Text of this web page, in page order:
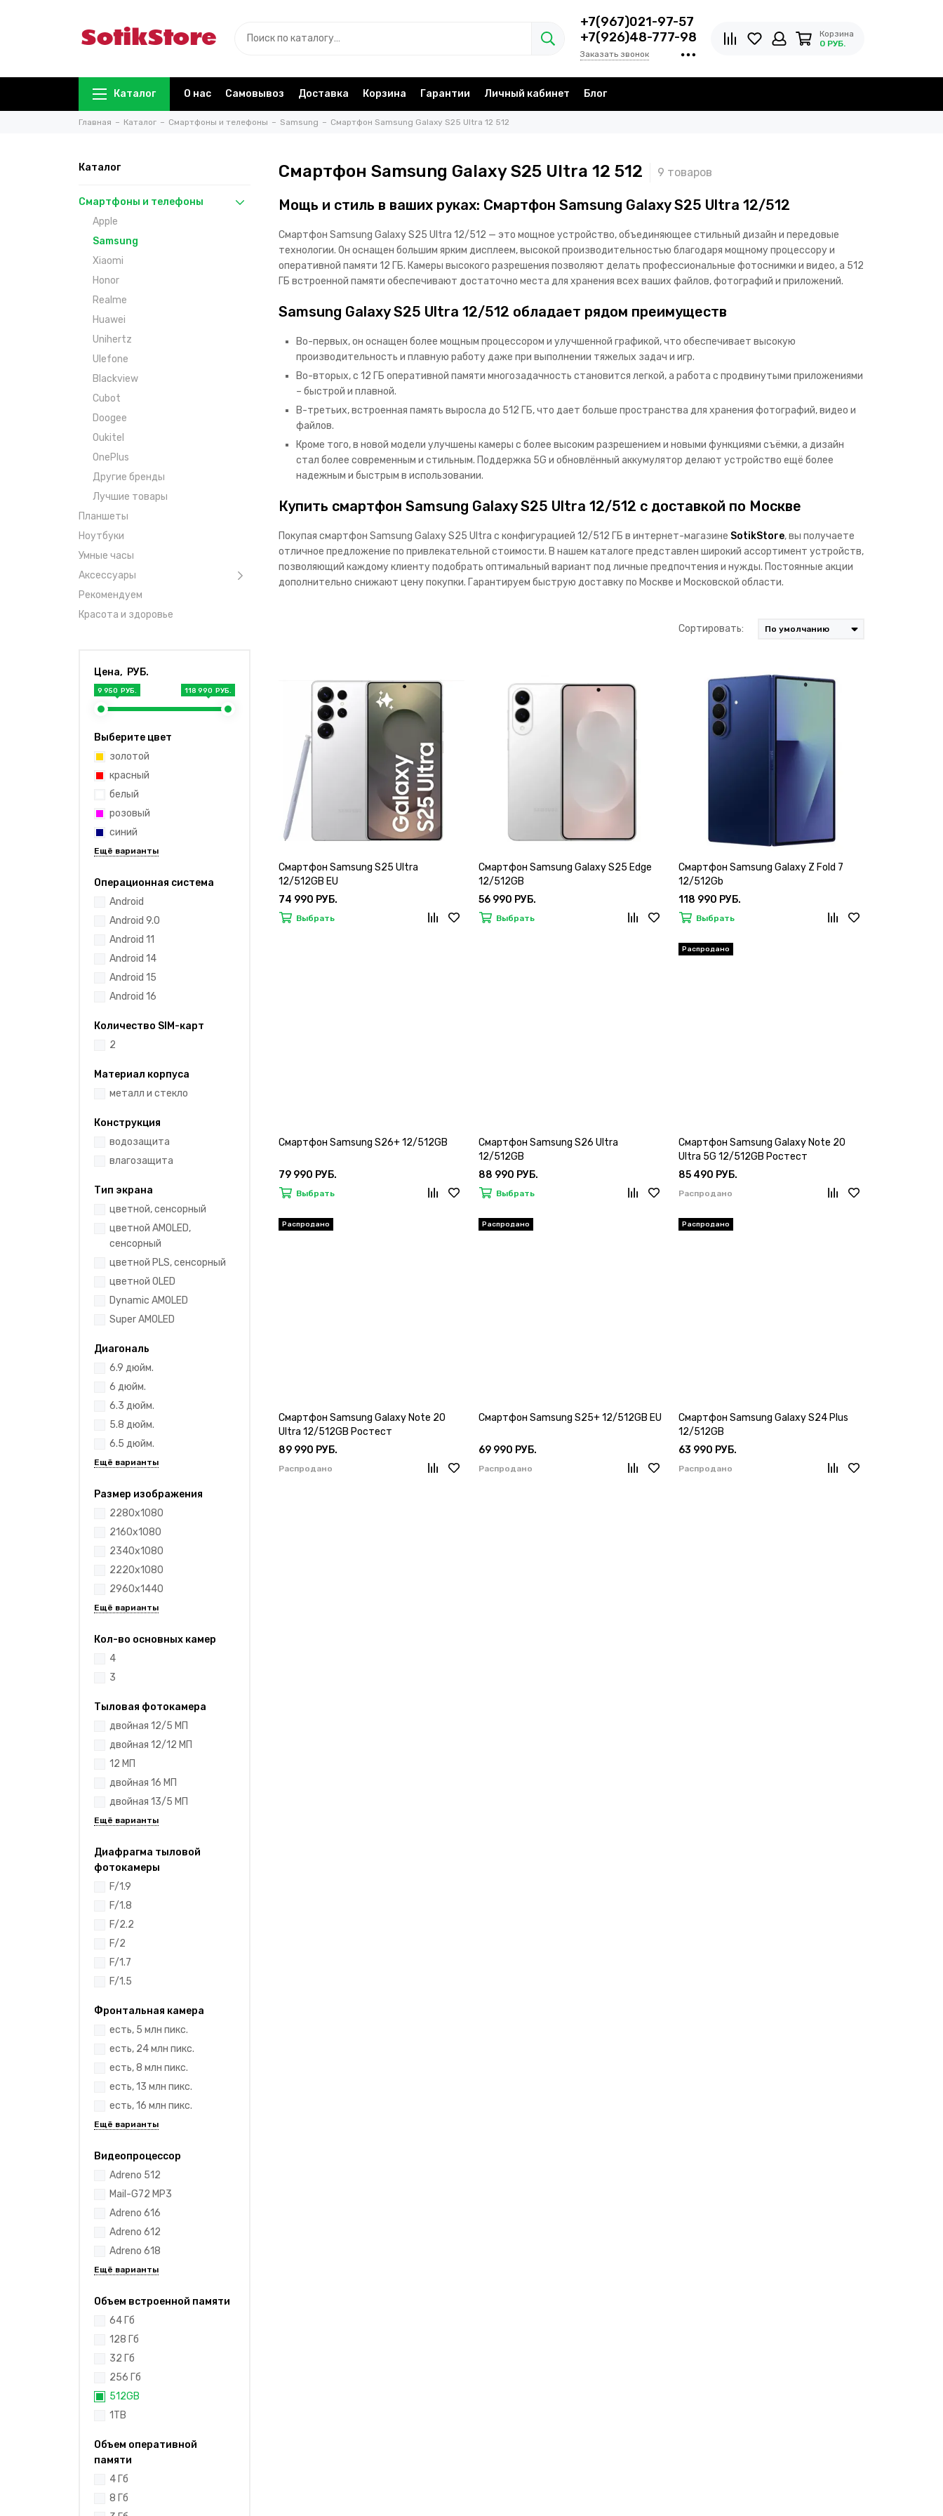
+7(967)021-97-57
+7(926)48-777-98
Заказать звонок
Корзина
0 РУБ.
Каталог О нас Самовывоз Доставка Корзина Гарантии Личный кабинет Блог
Главная Каталог Смартфоны и телефоны Samsung Смартфон Samsung Galaxy S25 Ultra 12 512
Каталог
Смартфоны и телефоны
Apple
Samsung
Xiaomi
Honor
Realme
Huawei
Unihertz
Ulefone
Blackview
Cubot
Doogee
Oukitel
OnePlus
Другие бренды
Лучшие товары
Планшеты
Ноутбуки
Умные часы
Аксессуары
Рекомендуем
Красота и здоровье
Цена, РУБ.
9 950 РУБ. 118 990 РУБ.
Выберите цвет
золотой
красный
белый
розовый
синий
Операционная система
Android
Android 9.0
Android 11
Android 14
Android 15
Android 16
Количество SIM-карт
2
Материал корпуса
металл и стекло
Конструкция
водозащита
влагозащита
Тип экрана
цветной, сенсорный
цветной AMOLED,
сенсорный
цветной PLS, сенсорный
цветной OLED
Dynamic AMOLED
Super AMOLED
Диагональ
6.9 дюйм.
6 дюйм.
6.3 дюйм.
5.8 дюйм.
6.5 дюйм.
Размер изображения
2280x1080
2160x1080
2340x1080
2220x1080
2960x1440
Кол-во основных камер
4
3
Тыловая фотокамера
двойная 12/5 МП
двойная 12/12 МП
12 МП
двойная 16 МП
двойная 13/5 МП
Диафрагма тыловой
фотокамеры
F/1.9
F/1.8
F/2.2
F/2
F/1.7
F/1.5
Фронтальная камера
есть, 5 млн пикс.
есть, 24 млн пикс.
есть, 8 млн пикс.
есть, 13 млн пикс.
есть, 16 млн пикс.
Видеопроцессор
Adreno 512
Mail-G72 MP3
Adreno 616
Adreno 612
Adreno 618
Объем встроенной памяти
64 Гб
128 Гб
32 Гб
256 Гб
512GB
1TB
Объем оперативной
памяти
4 Гб
8 Гб
Смартфон Samsung Galaxy S25 Ultra 12 512
Мощь и стиль в ваших руках: Смартфон Samsung Galaxy S25 Ultra 12/512
Смартфон Samsung Galaxy S25 Ultra 12/512 — это мощное устройство, объединяющее стильный дизайн и передовые
технологии. Он оснащен большим ярким дисплеем, высокой производительностью благодаря мощному процессору и
оперативной памяти 12 ГБ. Камеры высокого разрешения позволяют делать профессиональные фотоснимки и видео, а 512
ГБ встроенной памяти обеспечивают достаточно места для хранения всех ваших файлов, фотографий и приложений.
Samsung Galaxy S25 Ultra 12/512 обладает рядом преимуществ
Во-первых, он оснащен более мощным процессором и улучшенной графикой, что обеспечивает высокую
производительность и плавную работу даже при выполнении тяжелых задач и игр.
Во-вторых, с 12 ГБ оперативной памяти многозадачность становится легкой, а работа с продвинутыми приложениями
– быстрой и плавной.
В-третьих, встроенная память выросла до 512 ГБ, что дает больше пространства для хранения фотографий, видео и
файлов.
Кроме того, в новой модели улучшены камеры с более высоким разрешением и новыми функциями съёмки, а дизайн
стал более современным и стильным. Поддержка 5G и обновлённый аккумулятор делают устройство ещё более
надежным и быстрым в использовании.
Купить смартфон Samsung Galaxy S25 Ultra 12/512 с доставкой по Москве
Покупая смартфон Samsung Galaxy S25 Ultra с конфигурацией 12/512 ГБ в интернет-магазине SotikStore, вы получаете
отличное предложение по привлекательной стоимости. В нашем каталоге представлен широкий ассортимент устройств,
позволяющий каждому клиенту подобрать оптимальный вариант под личные предпочтения и нужды. Постоянные акции
дополнительно снижают цену покупки. Гарантируем быструю доставку по Москве и Московской области.
Сортировать:
Смартфон Samsung S25 Ultra
12/512GB EU
74 990 РУБ.
Выбрать
Смартфон Samsung Galaxy S25 Edge
12/512GB
56 990 РУБ.
Выбрать
Смартфон Samsung Galaxy Z Fold 7
12/512Gb
118 990 РУБ.
Выбрать
Смартфон Samsung S26+ 12/512GB
79 990 РУБ.
Выбрать
Смартфон Samsung S26 Ultra
12/512GB
88 990 РУБ.
Выбрать
Смартфон Samsung Galaxy Note 20
Ultra 5G 12/512GB Ростест
85 490 РУБ.
Распродано
Смартфон Samsung Galaxy Note 20
Ultra 12/512GB Ростест
89 990 РУБ.
Распродано
Смартфон Samsung S25+ 12/512GB EU
69 990 РУБ.
Распродано
Смартфон Samsung Galaxy S24 Plus
12/512GB
63 990 РУБ.
Распродано